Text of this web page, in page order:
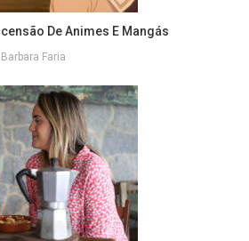
De Animes E Mangás
Barbara Faria